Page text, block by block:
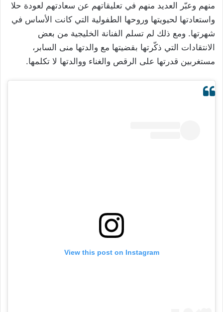
منهم وعبّر العديد منهم في تعليقاتهم عن سعادتهم لعودة حلا
واستعادتها لحيويتها وروحها الطفولية التي كانت الأساس في
شهرتها. ومع ذلك لم تسلم الفنانة الخليجية من بعض
الانتقادات التي ذكّرتها بقضيتها مع والدتها منى السابر،
مستغربين قدرتها على الرقص والغناء ووالدتها لا تكلمها.
View this post on Instagram